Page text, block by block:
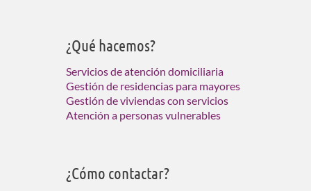
¿Qué hacemos?
Servicios de atención domiciliaria
Gestión de residencias para mayores
Gestión de viviendas con servicios
Atención a personas vulnerables
¿Cómo contactar?